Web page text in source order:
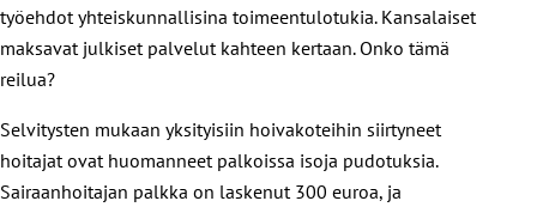
työehdot yhteiskunnallisina toimeentulotukia. Kansalaiset
maksavat julkiset palvelut kahteen kertaan. Onko tämä
reilua?
Selvitysten mukaan yksityisiin hoivakoteihin siirtyneet
hoitajat ovat huomanneet palkoissa isoja pudotuksia.
Sairaanhoitajan palkka on laskenut 300 euroa, ja